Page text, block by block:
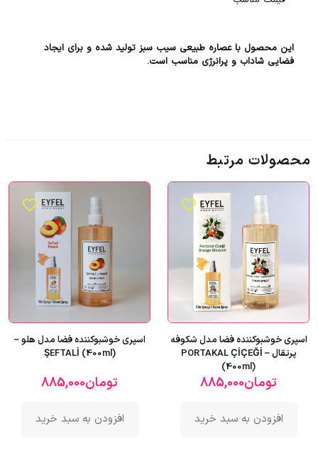
این محصول با عصاره طبیعی سیب سبز تولید شده و برای ایجاد
فضایی شاداب و پرانرژی مناسب است.
محصولات مرتبط
اسپری خوشبوکننده فضا مدل شکوفه
پرتقال – PORTAKAL ÇİÇEĞİ
(400ml)
تومان885,000
افزودن به سبد خرید
اسپری خوشبوکننده فضا مدل هلو –
ŞEFTALİ (400ml)
تومان885,000
افزودن به سبد خرید